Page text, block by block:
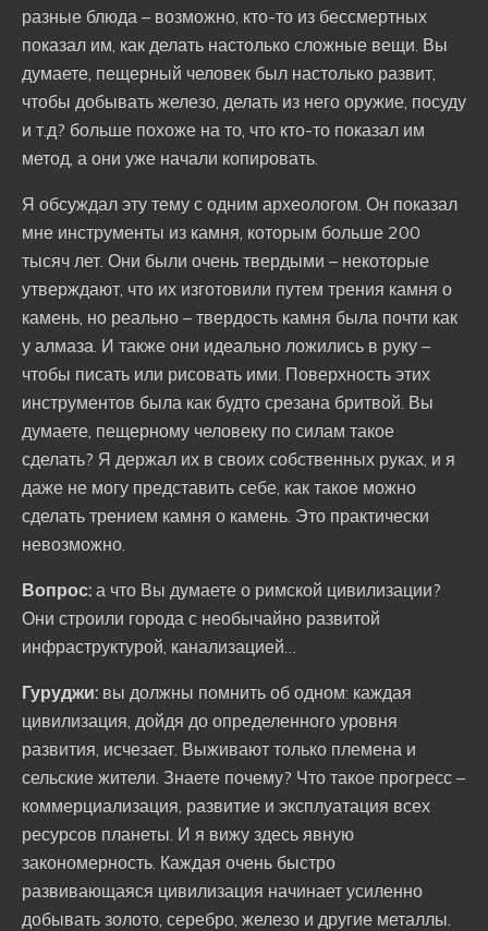
разные блюда – возможно, кто-то из бессмертных
показал им, как делать настолько сложные вещи. Вы
думаете, пещерный человек был настолько развит,
чтобы добывать железо, делать из него оружие, посуду
и т.д? больше похоже на то, что кто-то показал им
метод, а они уже начали копировать.
Я обсуждал эту тему с одним археологом. Он показал
мне инструменты из камня, которым больше 200
тысяч лет. Они были очень твердыми – некоторые
утверждают, что их изготовили путем трения камня о
камень, но реально – твердость камня была почти как
у алмаза. И также они идеально ложились в руку –
чтобы писать или рисовать ими. Поверхность этих
инструментов была как будто срезана бритвой. Вы
думаете, пещерному человеку по силам такое
сделать? Я держал их в своих собственных руках, и я
даже не могу представить себе, как такое можно
сделать трением камня о камень. Это практически
невозможно.
Вопрос: а что Вы думаете о римской цивилизации?
Они строили города с необычайно развитой
инфраструктурой, канализацией…
Гуруджи: вы должны помнить об одном: каждая
цивилизация, дойдя до определенного уровня
развития, исчезает. Выживают только племена и
сельские жители. Знаете почему? Что такое прогресс –
коммерциализация, развитие и эксплуатация всех
ресурсов планеты. И я вижу здесь явную
закономерность. Каждая очень быстро
развивающаяся цивилизация начинает усиленно
добывать золото, серебро, железо и другие металлы.